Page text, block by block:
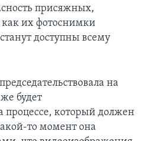
присяжных,
как их фотоснимки
доступны всему
на
будет
процессе, который должен
то момент она